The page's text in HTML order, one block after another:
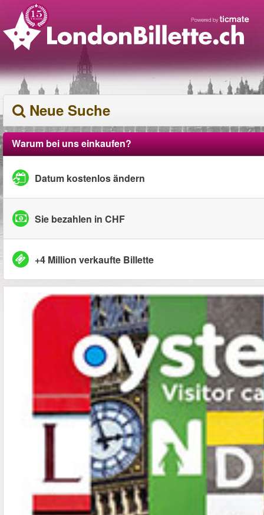
Neue Suche
Warum bei uns einkaufen?
Datum kostenlos ändern
Sie bezahlen in CHF
+4 Million verkaufte Billette